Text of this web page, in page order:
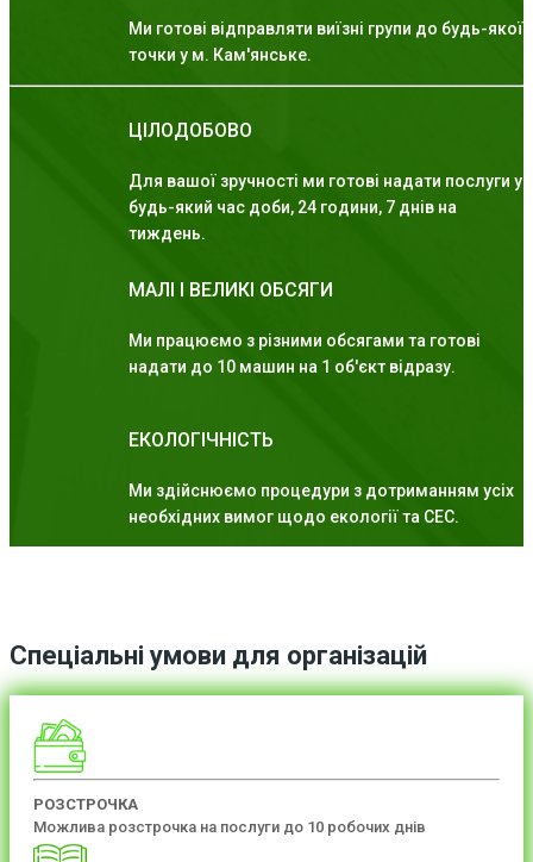
Ми готові відправляти виїзні групи до будь-якої
точки у м. Кам'янське.
ЦІЛОДОБОВО
Для вашої зручності ми готові надати послуги у
будь-який час доби, 24 години, 7 днів на
тиждень.
МАЛІ І ВЕЛИКІ ОБСЯГИ
Ми працюємо з різними обсягами та готові
надати до 10 машин на 1 об'єкт відразу.
ЕКОЛОГІЧНІСТЬ
Ми здійснюємо процедури з дотриманням усіх
необхідних вимог щодо екології та СЕС.
Спеціальні умови для організацій
РОЗСТРОЧКА
Можлива розстрочка на послуги до 10 робочих днів